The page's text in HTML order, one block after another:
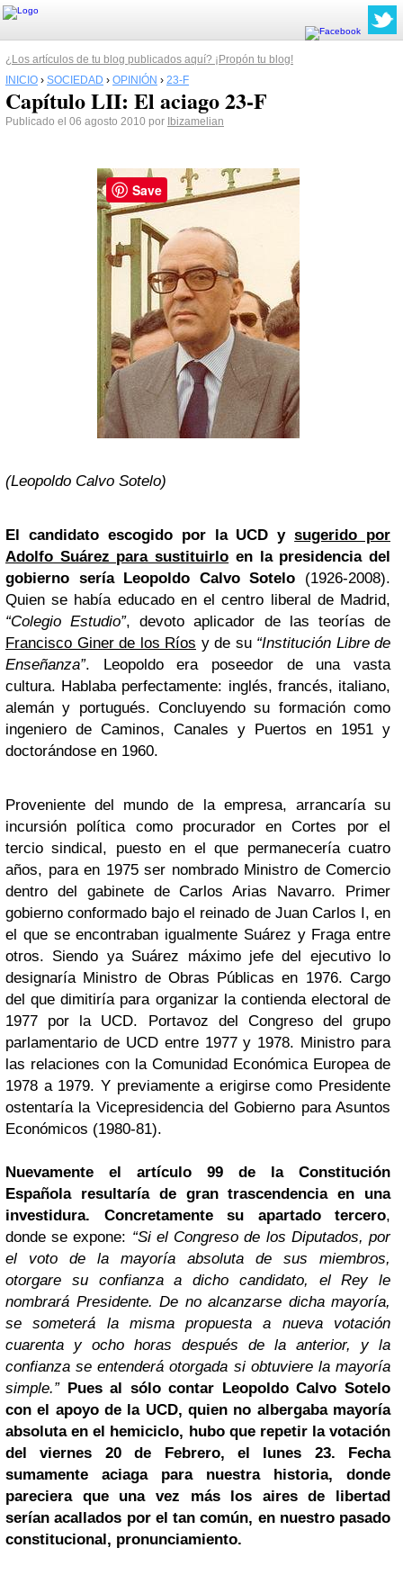
¿Los artículos de tu blog publicados aquí? ¡Propón tu blog!
INICIO › SOCIEDAD › OPINIÓN › 23-F
Capítulo LII: El aciago 23-F
Publicado el 06 agosto 2010 por Ibizamelian
(Leopoldo Calvo Sotelo)
El candidato escogido por la UCD ysugerido por
Adolfo Suárez para sustituirlo en la presidencia del
gobierno sería Leopoldo Calvo Sotelo (1926-2008).
Quien se había educado en el centro liberal de Madrid,
“Colegio Estudio”, devoto aplicador de las teorías de
Francisco Giner de los Ríos y de su“Institución Libre de
Enseñanza”. Leopoldo era poseedor de una vasta
cultura. Hablaba perfectamente: inglés, francés, italiano,
alemán y portugués. Concluyendo su formación como
ingeniero de Caminos, Canales y Puertos en 1951 y
doctorándose en 1960.
Proveniente del mundo de la empresa, arrancaría su
incursión política como procurador en Cortes por el
tercio sindical, puesto en el que permanecería cuatro
años, para en 1975 ser nombrado Ministro de Comercio
dentro del gabinete de Carlos Arias Navarro. Primer
gobierno conformado bajo el reinado de Juan Carlos I, en
el que se encontraban igualmente Suárez y Fraga entre
otros. Siendo ya Suárez máximo jefe del ejecutivo lo
designaría Ministro de Obras Públicas en 1976. Cargo
del que dimitiría para organizar la contienda electoral de
1977 por la UCD. Portavoz del Congreso del grupo
parlamentario de UCD entre 1977 y 1978. Ministro para
las relaciones con la Comunidad Económica Europea de
1978 a 1979. Y previamente a erigirse como Presidente
ostentaría la Vicepresidencia del Gobierno para Asuntos
Económicos (1980-81).
Nuevamente el artículo 99 de la Constitución
Española resultaría de gran trascendencia en una
investidura. Concretamente su apartado tercero,
donde se expone: “Si el Congreso de los Diputados, por
el voto de la mayoría absoluta de sus miembros,
otorgare su confianza a dicho candidato, el Rey le
nombrará Presidente. De no alcanzarse dicha mayoría,
se someterá la misma propuesta a nueva votación
cuarenta y ocho horas después de la anterior, y la
confianza se entenderá otorgada si obtuviere la mayoría
simple.” Pues al sólo contar Leopoldo Calvo Sotelo
con el apoyo de la UCD, quien no albergaba mayoría
absoluta en el hemiciclo, hubo que repetir la votación
del viernes 20 de Febrero, el lunes 23. Fecha
sumamente aciaga para nuestra historia, donde
pareciera que una vez más los aires de libertad
serían acallados por el tan común, en nuestro pasado
constitucional, pronunciamiento.
Save